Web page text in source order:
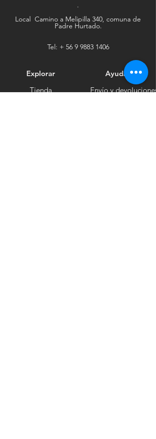
.
Local Camino a Melipilla 340, comuna de
Padre Hurtado.
Tel: + 56 9 9883 1406
Explorar
Tienda
Ayuda
Envío y devoluciones